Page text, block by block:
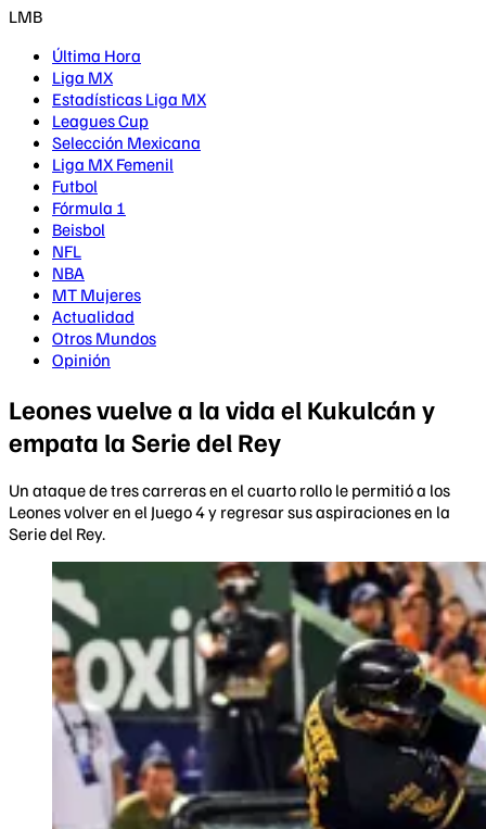
LMB
Última Hora
Liga MX
Estadísticas Liga MX
Leagues Cup
Selección Mexicana
Liga MX Femenil
Futbol
Fórmula 1
Beisbol
NFL
NBA
MT Mujeres
Actualidad
Otros Mundos
Opinión
Leones vuelve a la vida el Kukulcán y
empata la Serie del Rey
Un ataque de tres carreras en el cuarto rollo le permitió a los
Leones volver en el Juego 4 y regresar sus aspiraciones en la
Serie del Rey.